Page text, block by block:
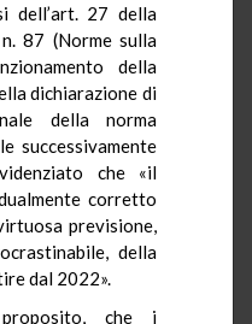
dell’art. 27 della
87 (Norme sulla
della
dichiarazione di
della norma
successivamente
che «il
corretto
previsione,
della
dal 2022».
che i